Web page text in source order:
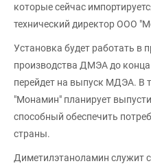
которые сейчас
технический директор ООО
Установка будет работать в
производства ДМЭА до
перейдет на выпуск МДЭА. В
"Монамин" планирует
способный обеспечить
страны.
Диметилэтаноламин служит